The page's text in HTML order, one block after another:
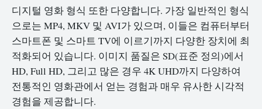
디지털 영화 형식 또한 다양합니다. 가장 일반적인 형식
으로는 MP4, MKV 및 AVI가 있으며, 이들은 컴퓨터부터
스마트폰 및 스마트 TV에 이르기까지 다양한 장치에 최
적화되어 있습니다. 이미지 품질은 SD(표준 정의)에서
HD, Full HD, 그리고 많은 경우 4K UHD까지 다양하여
전통적인 영화관에서 얻는 경험과 매우 유사한 시각적
경험을 제공합니다.